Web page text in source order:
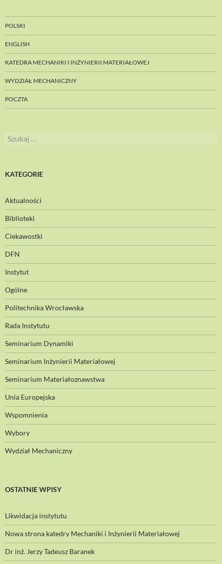
POLSKI
ENGLISH
KATEDRA MECHANIKI I INŻYNIERII MATERIAŁOWEJ
WYDZIAŁ MECHANICZNY
POCZTA
Szukaj:
KATEGORIE
Aktualności
Biblioteki
Ciekawostki
DFN
Instytut
Ogólne
Politechnika Wrocławska
Rada Instytutu
Seminarium Dynamiki
Seminarium Inżynierii Materiałowej
Seminarium Materiałoznawstwa
Unia Europejska
Wspomnienia
Wybory
Wydział Mechaniczny
OSTATNIE WPISY
Likwidacja instytutu
Nowa strona katedry Mechaniki i Inżynierii Materiałowej
Dr inż. Jerzy Tadeusz Baranek